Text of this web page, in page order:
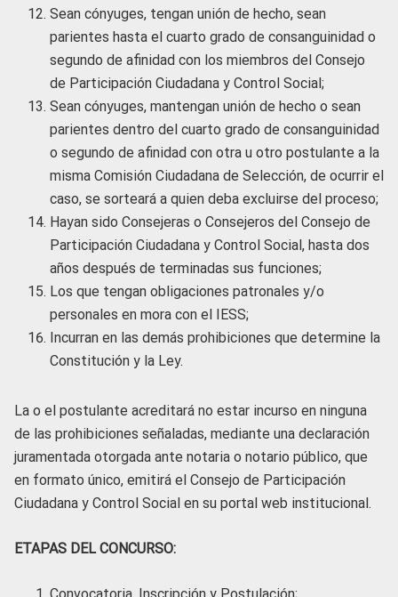
Sean cónyuges, tengan unión de hecho, sean
parientes hasta el cuarto grado de consanguinidad o
segundo de afinidad con los miembros del Consejo
de Participación Ciudadana y Control Social;
Sean cónyuges, mantengan unión de hecho o sean
parientes dentro del cuarto grado de consanguinidad
o segundo de afinidad con otra u otro postulante a la
misma Comisión Ciudadana de Selección, de ocurrir el
caso, se sorteará a quien deba excluirse del proceso;
Hayan sido Consejeras o Consejeros del Consejo de
Participación Ciudadana y Control Social, hasta dos
años después de terminadas sus funciones;
Los que tengan obligaciones patronales y/o
personales en mora con el IESS;
Incurran en las demás prohibiciones que determine la
Constitución y la Ley.
La o el postulante acreditará no estar incurso en ninguna
de las prohibiciones señaladas, mediante una declaración
juramentada otorgada ante notaria o notario público, que
en formato único, emitirá el Consejo de Participación
Ciudadana y Control Social en su portal web institucional.
ETAPAS DEL CONCURSO: